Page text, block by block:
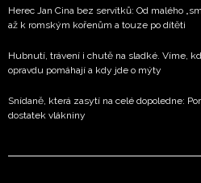
Herec Jan Cina bez servítků: Od malého
až k romským kořenům a touze po dítěti
Hubnutí, trávení i chutě na sladké. Víme,
opravdu pomáhají a kdy jde o mýty
Snídaně, která zasytí na celé dopoledne:
dostatek vlákniny